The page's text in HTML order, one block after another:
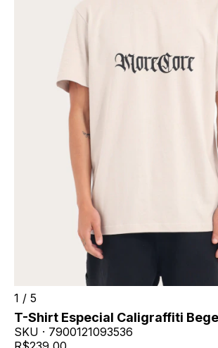
1 / 5
T-Shirt Especial Caligraffiti
SKU · 7900121093536